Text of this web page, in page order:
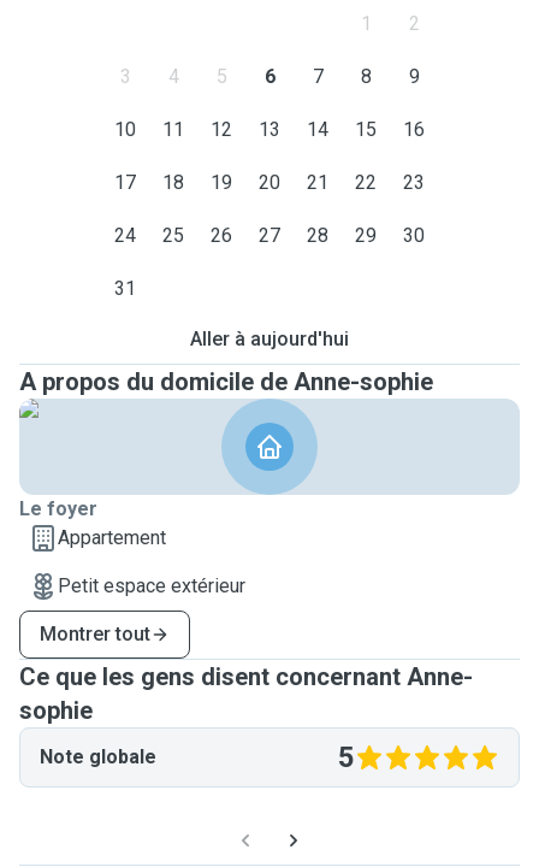
1 2
3 4 5 6 7 8 9
10 11 12 13 14 15 16
17 18 19 20 21 22 23
24 25 26 27 28 29 30
31
Aller à aujourd'hui
A propos du domicile de Anne-sophie
Le foyer
Appartement
Petit espace extérieur
Montrer tout
Ce que les gens disent concernant Anne-
sophie
Note globale 5